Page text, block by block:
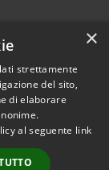
• Comune di
• Powered
Accesso
×
strettamente
del sito,
di elaborare
al seguente link